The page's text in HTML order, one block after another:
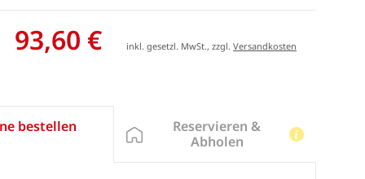
93,60 € inkl. gesetzl. MwSt., zzgl.Versandkosten
bestellen
Reservieren &
Abholen